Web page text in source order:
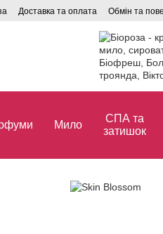
Доставка та оплата Обмін та
Мило
СПА та
затишок